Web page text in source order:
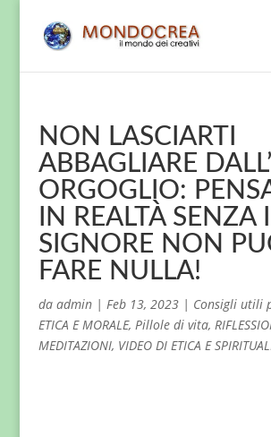
NON LASCIARTI
ABBAGLIARE DALL’
ORGOGLIO:
IN REALTÀ SENZA
SIGNORE NON
FARE NULLA!
da admin| Feb 13, 2023| Consigli utili
ETICA E MORALE, Pillole di vita,
MEDITAZIONI, VIDEO DI ETICA E